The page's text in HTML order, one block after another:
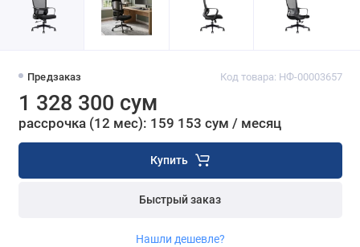
Предзаказ Код товара: НФ-00003657
1 328 300 сум
рассрочка (12 мес): 159 153 сум / месяц
Купить
Быстрый заказ
Нашли дешевле?